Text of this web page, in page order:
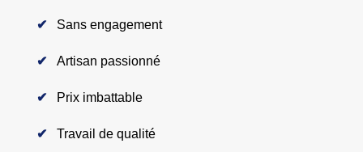
Sans engagement
Artisan passionné
Prix imbattable
Travail de qualité